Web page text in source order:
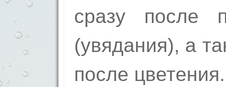
сразу после
(увядания), а
после цветения.